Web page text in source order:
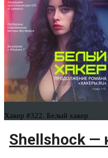
Хакер #322. Белый хакер
Shellshock —